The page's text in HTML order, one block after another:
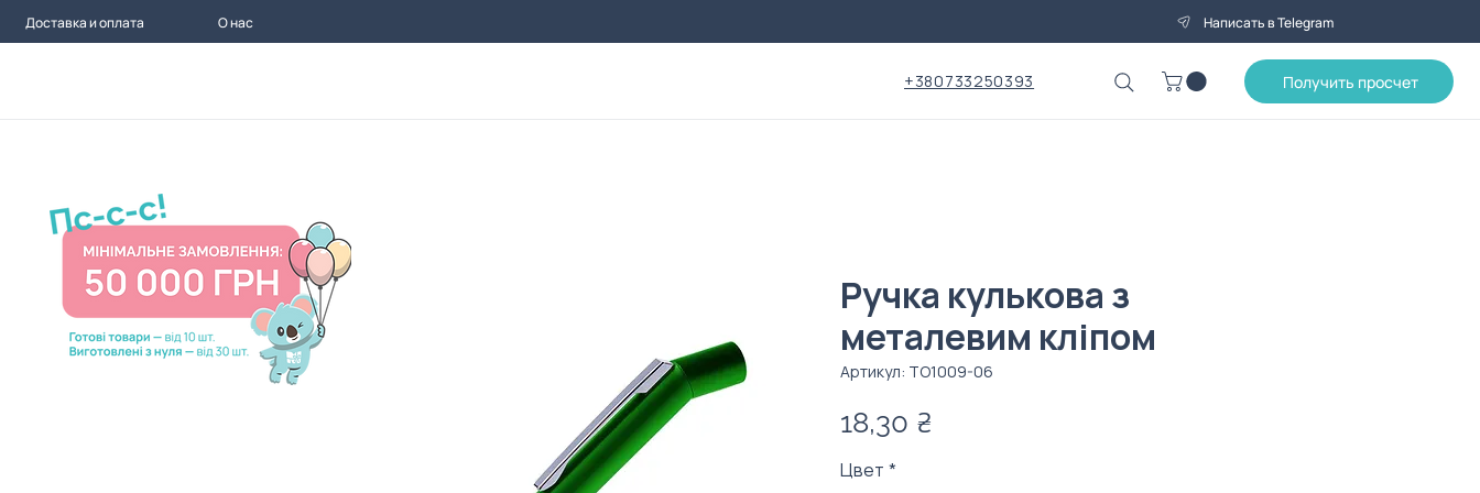
Доставка и оплата О нас Написать в Telegram
+380733250393 Получить просчет
Ручка кулькова з
металевим кліпом
Артикул: ТО1009-06
18,30 ₴
Цвет *